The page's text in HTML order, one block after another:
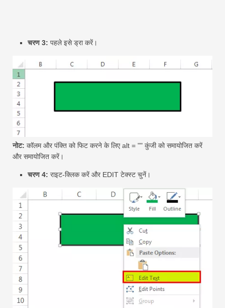
चरण 3: पहले इसे ड्रा करें।
नोट: कॉलम और पंक्ति को फिट करने के लिए alt = "" कुंजी को समायोजित करें
और समायोजित करें।
चरण 4: राइट-क्लिक करें और EDIT टेक्स्ट चुनें।